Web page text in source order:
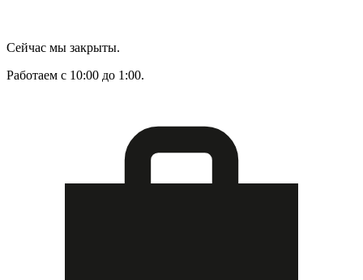
Сейчас мы закрыты.
Работаем с 10:00 до 1:00.